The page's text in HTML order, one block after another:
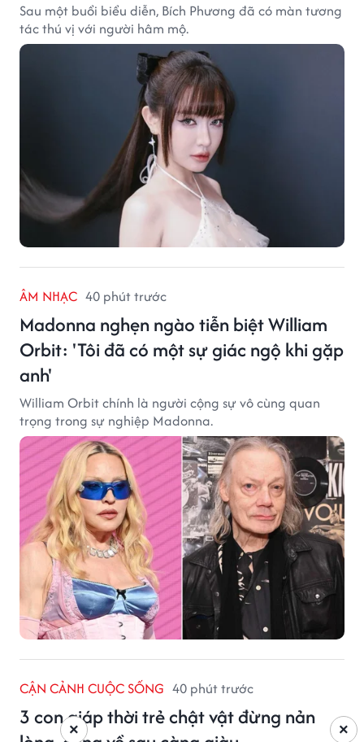
Sau một buổi biểu diễn, Bích Phương đã có màn tương
tác thú vị với người hâm mộ.
ÂM NHẠC 40 phút trước
Madonna nghẹn ngào tiễn biệt William
Orbit: 'Tôi đã có một sự giác ngộ khi gặp
anh'
William Orbit chính là người cộng sự vô cùng quan
trọng trong sự nghiệp Madonna.
CẬN CẢNH CUỘC SỐNG 40 phút trước
3 con giáp thời trẻ chật vật đừng nản
×
×